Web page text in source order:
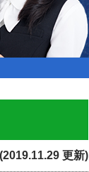
(2019.11.29 更新)